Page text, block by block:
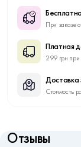
При заказе
Платная
299 грн при
Доставка
Стоимость
Отзывы